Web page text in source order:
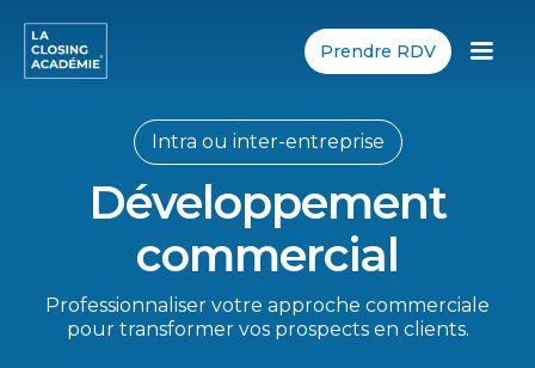
Prendre RDV
Intra ou inter-entreprise
Développement
commercial
Professionnaliser votre approche commerciale
pour transformer vos prospects en clients.